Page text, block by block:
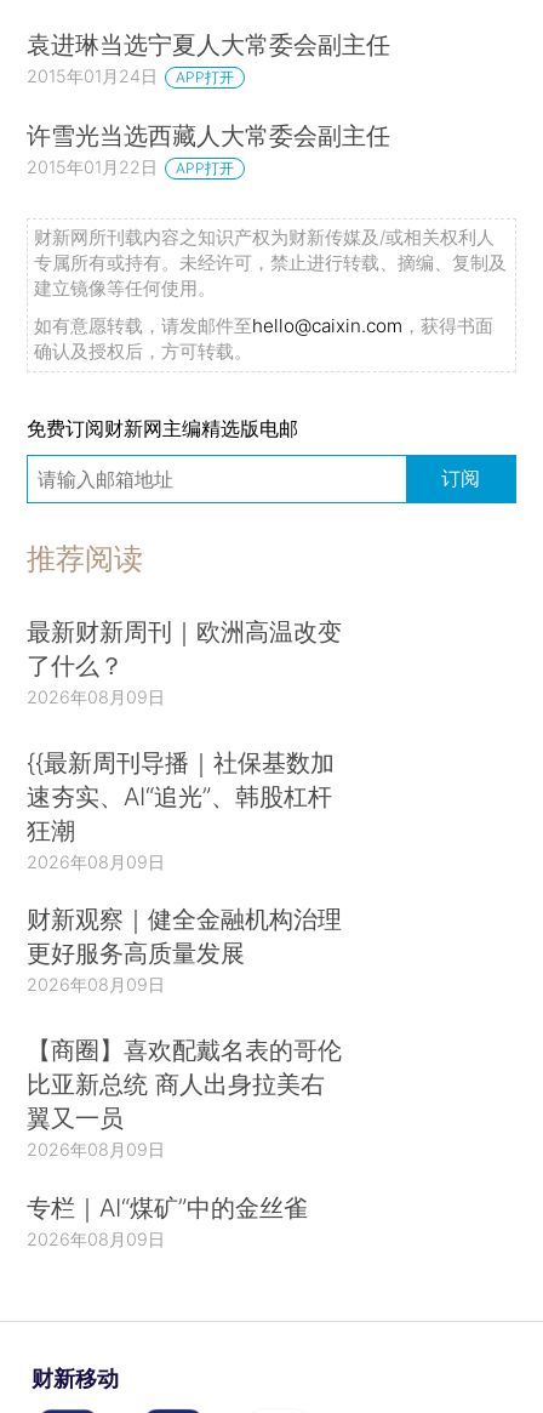
袁进琳当选宁夏人大常委会副主任
2015年01月24日 APP打开
许雪光当选西藏人大常委会副主任
2015年01月22日 APP打开
财新网所刊载内容之知识产权为财新传媒及/或相关权利人
专属所有或持有。未经许可，禁止进行转载、摘编、复制及
建立镜像等任何使用。
如有意愿转载，请发邮件至hello@caixin.com ，获得书面
确认及授权后，方可转载。
免费订阅财新网主编精选版电邮
订阅
推荐阅读
最新财新周刊｜欧洲高温改变
了什么？
2026年08月09日
{{最新周刊导播｜社保基数加
速夯实、AI“追光”、韩股杠杆
狂潮
2026年08月09日
财新观察｜健全金融机构治理
更好服务高质量发展
2026年08月09日
【商圈】喜欢配戴名表的哥伦
比亚新总统 商人出身拉美右
翼又一员
2026年08月09日
专栏｜AI“煤矿”中的金丝雀
2026年08月09日
财新移动